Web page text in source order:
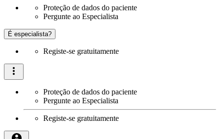
Proteção de dados do paciente
Pergunte ao Especialista
É especialista?
Registe-se gratuitamente
Proteção de dados do paciente
Pergunte ao Especialista
Registe-se gratuitamente